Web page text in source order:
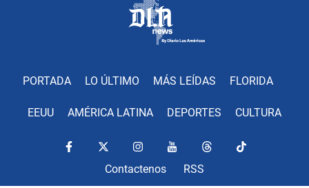
PORTADA LO ÚLTIMO MÁS LEÍDAS FLORIDA
EEUU AMÉRICA LATINA DEPORTES CULTURA
Contactenos RSS